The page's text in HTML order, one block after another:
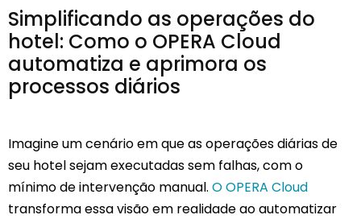
Simplificando as operações do
hotel: Como o OPERA Cloud
automatiza e aprimora os
processos diários
Imagine um cenário em que as operações diárias de
seu hotel sejam executadas sem falhas, com o
mínimo de intervenção manual. O OPERA Cloud
transforma essa visão em realidade ao automatizar